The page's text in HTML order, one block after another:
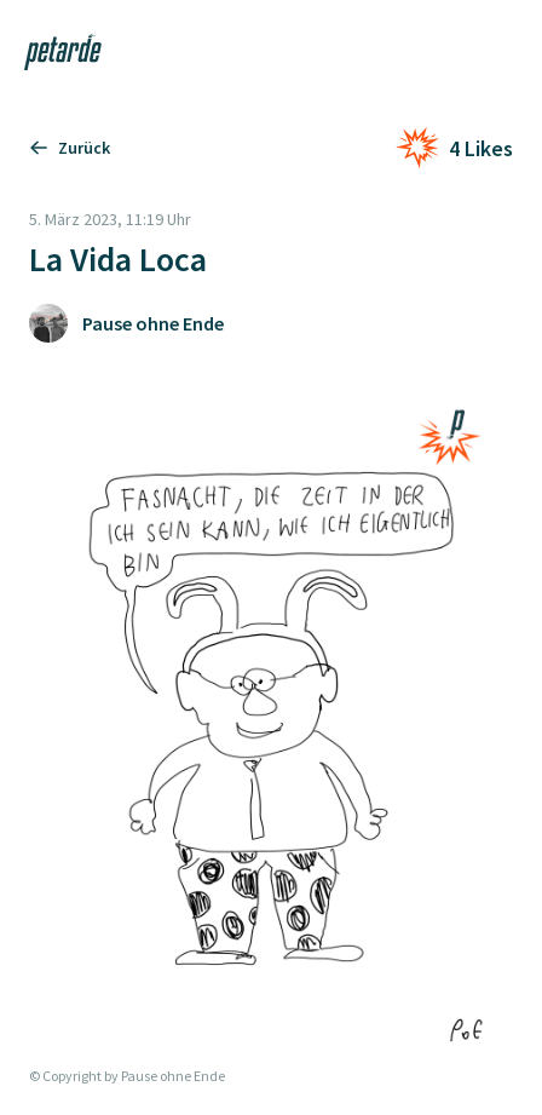
Zur Startseite
Zurück 4 Likes
5. März 2023, 11:19 Uhr
La Vida Loca
Pause ohne Ende
© Copyright by Pause ohne Ende